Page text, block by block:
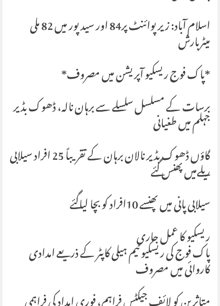
اسلام آباد: زیرپوائنٹ پر84 اور سید پور میں 82 ملی
میٹربارش
*پاک فوج ریسکیو آپریشن میں مصروف*
برسات کے مسلسل سلسلے سے برہان نالہ، ڈھوک بڈیر
جہلم میں طغیانی
گاؤں ڈھوک بڈیر نالان برہان کے تقریباً 25 افراد سیلابی
ریلےمیں پھنس گئے
سیلابی پانی میں پھنسے 10افراد کو بچا لیاگئے
ریسکیو کا عمل جاری
پاک فوج کی ریسکیو ٹیم ہیلی کاپٹر کے ذریعے امدادی
کاروائی میں مصروف